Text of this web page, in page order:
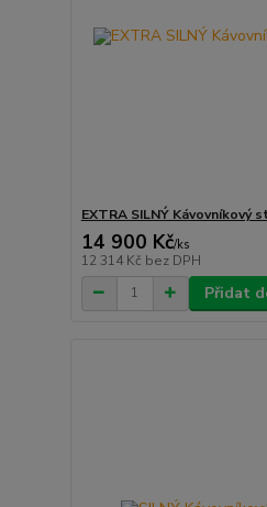
EXTRA SILNÝ Kávovníkový
14 900 Kč/ks
12 314 Kč bez DPH
Přidat